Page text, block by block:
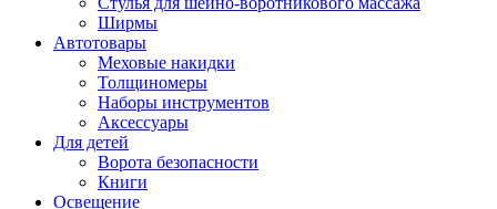
Ширмы
Автотовары
Меховые накидки
Толщиномеры
Наборы инструментов
Аксессуары
Для детей
Ворота безопасности
Книги
Освещение